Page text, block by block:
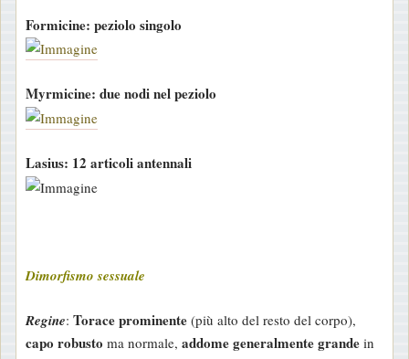
Formicine: peziolo singolo
Myrmicine: due nodi nel peziolo
Lasius: 12 articoli antennali
Dimorfismo sessuale
Regine: Torace prominente (più alto del resto del corpo),
capo robusto ma normale, addome generalmente grande in